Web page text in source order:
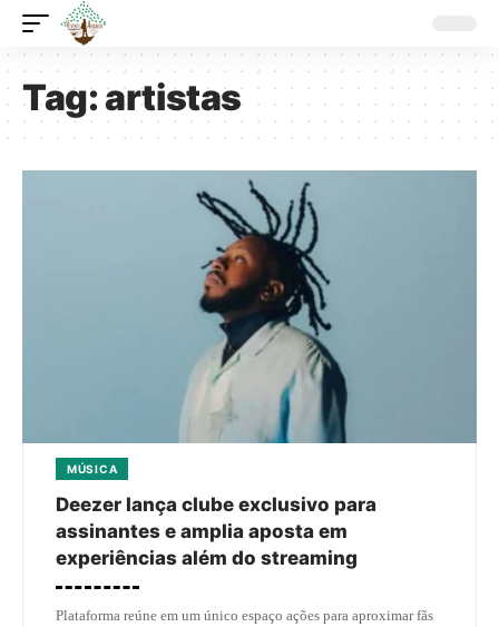
Tag:artistas
MÚSICA
Deezer lança clube exclusivo para
assinantes e amplia aposta em
experiências além do streaming
Plataforma reúne em um único espaço ações para aproximar fãs